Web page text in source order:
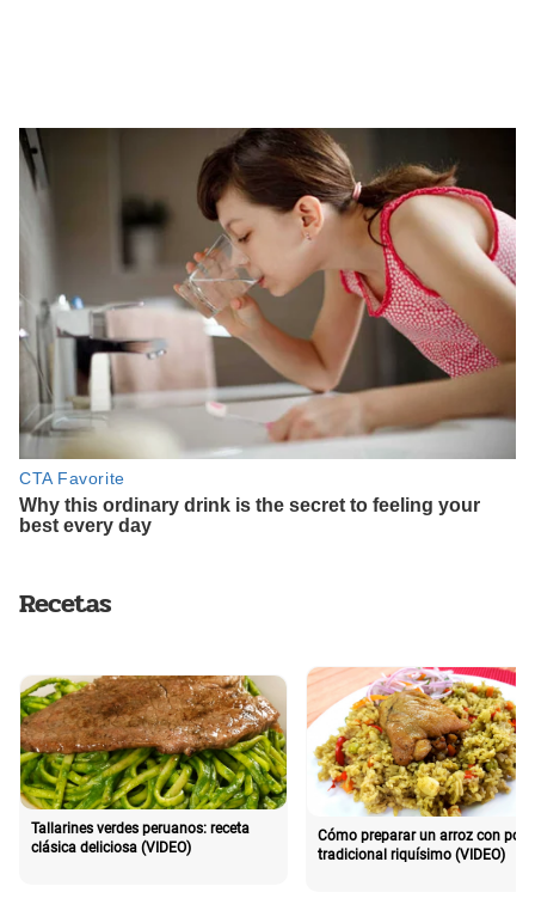
Recetas
Tallarines verdes peruanos: receta
clásica deliciosa (VIDEO)
Cómo preparar un arroz con pollo
tradicional riquísimo (VIDEO)